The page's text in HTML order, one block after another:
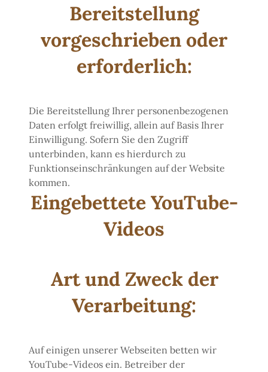
Bereitstellung
vorgeschrieben oder
erforderlich:
Die Bereitstellung Ihrer personenbezogenen
Daten erfolgt freiwillig, allein auf Basis Ihrer
Einwilligung. Sofern Sie den Zugriff
unterbinden, kann es hierdurch zu
Funktionseinschränkungen auf der Website
kommen.
Eingebettete YouTube-
Videos
Art und Zweck der
Verarbeitung:
Auf einigen unserer Webseiten betten wir
YouTube-Videos ein. Betreiber der